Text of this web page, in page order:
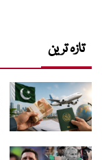
تازہ ترین